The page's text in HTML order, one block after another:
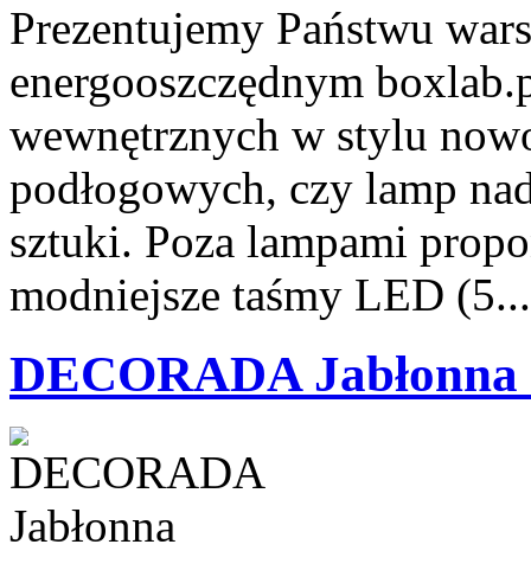
Prezentujemy Państwu
energooszczędnym
wewnętrznych w stylu
podłogowych, czy lamp
sztuki. Poza lampami
modniejsze taśmy LED
DECORADA Jabłonna